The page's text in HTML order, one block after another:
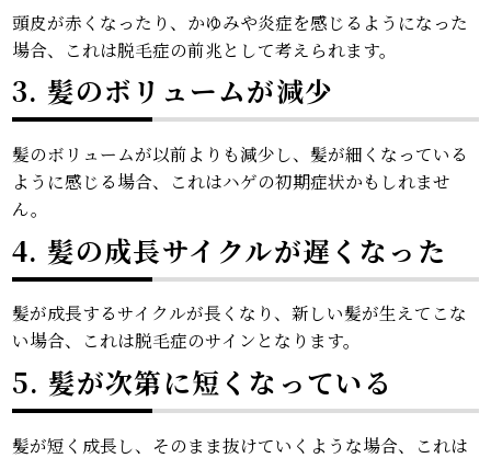
頭皮が赤くなったり、かゆみや炎症を感じるようになった
場合、これは脱毛症の前兆として考えられます。
3. 髪のボリュームが減少
髪のボリュームが以前よりも減少し、髪が細くなっている
ように感じる場合、これはハゲの初期症状かもしれませ
ん。
4. 髪の成長サイクルが遅くなった
髪が成長するサイクルが長くなり、新しい髪が生えてこな
い場合、これは脱毛症のサインとなります。
5. 髪が次第に短くなっている
髪が短く成長し、そのまま抜けていくような場合、これは